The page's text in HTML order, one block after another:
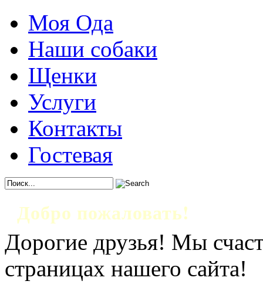
Моя Ода
Наши собаки
Щенки
Услуги
Контакты
Гостевая
Добро пожаловать!
Дорогие друзья! Мы
страницах нашего сайта!